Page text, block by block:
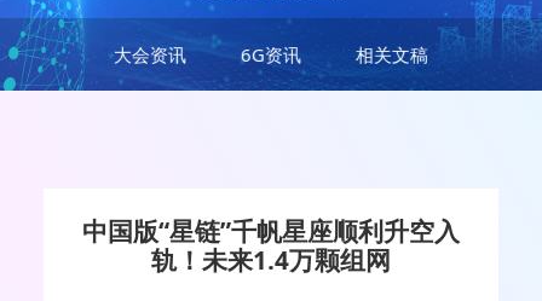
大会资讯 6G资讯 相关文稿
中国版“星链”千帆星座顺利升空入
轨！未来1.4万颗组网